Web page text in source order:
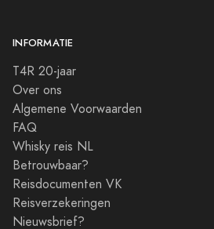
INFORMATIE
T4R 20-jaar
Over ons
Algemene Voorwaarden
FAQ
Whisky reis NL
Betrouwbaar?
Reisdocumenten VK
Reisverzekeringen
Nieuwsbrief?